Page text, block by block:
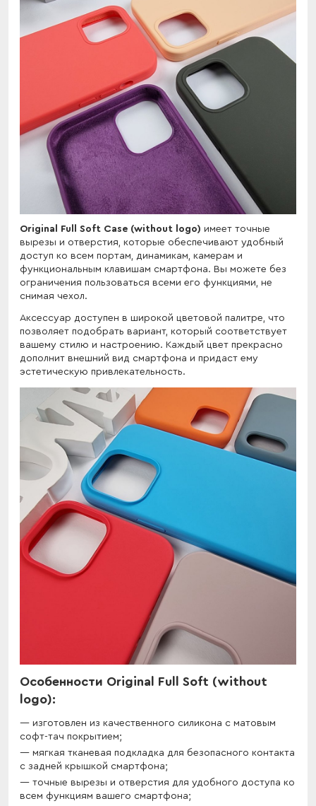
Original Full Soft Case (without logo) имеет точные
вырезы и отверстия, которые обеспечивают удобный
доступ ко всем портам, динамикам, камерам и
функциональным клавишам смартфона. Вы можете без
ограничения пользоваться всеми его функциями, не
снимая чехол.
Аксессуар доступен в широкой цветовой палитре, что
позволяет подобрать вариант, который соответствует
вашему стилю и настроению. Каждый цвет прекрасно
дополнит внешний вид смартфона и придаст ему
эстетическую привлекательность.
Особенности Original Full Soft (without
logo):
изготовлен из качественного силикона с матовым
софт-тач покрытием;
мягкая тканевая подкладка для безопасного контакта
с задней крышкой смартфона;
точные вырезы и отверстия для удобного доступа ко
всем функциям вашего смартфона;